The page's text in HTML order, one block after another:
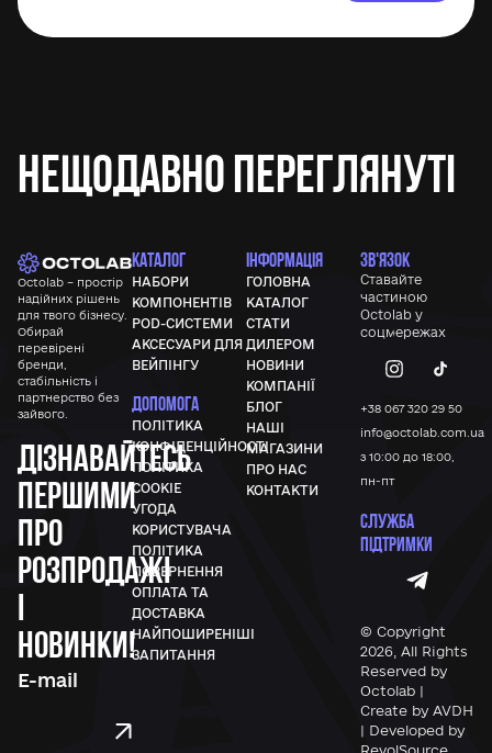
Нещодавно переглянуті
Octolab – простір
надійних рішень
для твого бізнесу.
Обирай
перевірені
бренди,
стабільність і
партнерство без
зайвого.
Дізнавайтесь
першими
про
розпродажі
і
новинки!
КАТАЛОГ
НАБОРИ
КОМПОНЕНТІВ
POD-СИСТЕМИ
АКСЕСУАРИ ДЛЯ
ВЕЙПІНГУ
ДОПОМОГА
ПОЛІТИКА
КОНФІДЕНЦІЙНОСТІ
ПОЛІТИКА
COOKIE
УГОДА
КОРИСТУВАЧА
ПОЛІТИКА
ПОВЕРНЕННЯ
ОПЛАТА ТА
ДОСТАВКА
НАЙПОШИРЕНІШІ
ЗАПИТАННЯ
ІНФОРМАЦІЯ
ГОЛОВНА
КАТАЛОГ
СТАТИ
ДИЛЕРОМ
НОВИНИ
КОМПАНІЇ
БЛОГ
НАШІ
МАГАЗИНИ
ПРО НАС
КОНТАКТИ
ЗВ'ЯЗОК
Ставайте
частиною
Octolab у
соцмережах
+38 067 320 29 50
info@octolab.com.ua
з 10:00 до 18:00,
пн-пт
СЛУЖБА
ПІДТРИМКИ
© Copyright
2026, All Rights
Reserved by
Octolab |
Create by AVDH
| Developed by
RevolSource